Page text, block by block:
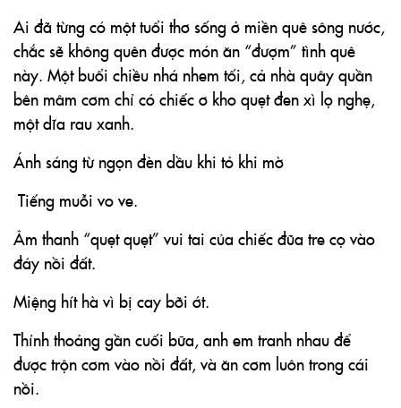
Ai đã từng có một tuổi thơ sống ở miền quê sông nước,
chắc sẽ không quên được món ăn “đượm” tình quê
này. Một buổi chiều nhá nhem tối, cả nhà quây quần
bên mâm cơm chỉ có chiếc ơ kho quẹt đen xì lọ nghẹ,
một dĩa rau xanh.
Ánh sáng từ ngọn đèn dầu khi tỏ khi mờ
Tiếng muỗi vo ve.
Âm thanh “quẹt quẹt” vui tai của chiếc đũa tre cọ vào
đáy nồi đất.
Miệng hít hà vì bị cay bỡi ớt.
Thỉnh thoảng gần cuối bữa, anh em tranh nhau để
được trộn cơm vào nồi đất, và ăn cơm luôn trong cái
nồi.